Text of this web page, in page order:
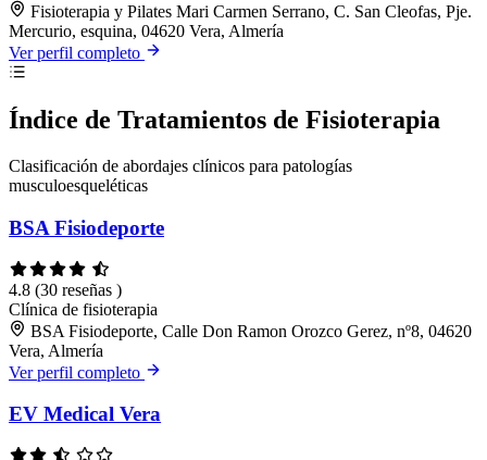
Fisioterapia y Pilates Mari Carmen Serrano, C. San Cleofas, Pje.
Mercurio, esquina, 04620 Vera, Almería
Ver perfil completo
Índice de Tratamientos de Fisioterapia
Clasificación de abordajes clínicos para patologías
musculoesqueléticas
BSA Fisiodeporte
4.8 (30 reseñas )
Clínica de fisioterapia
BSA Fisiodeporte, Calle Don Ramon Orozco Gerez, nº8, 04620
Vera, Almería
Ver perfil completo
EV Medical Vera